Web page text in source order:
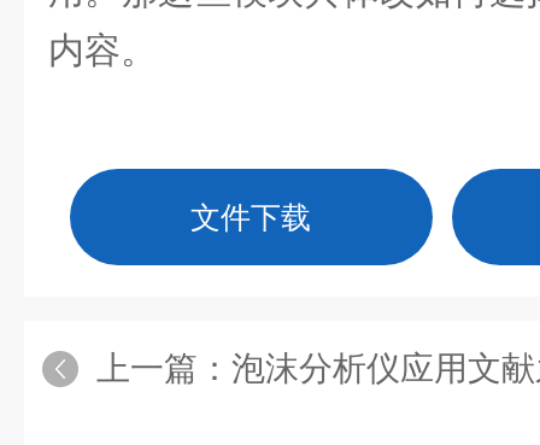
内容。
文件下载
上一篇： 泡沫分析仪应用文献之